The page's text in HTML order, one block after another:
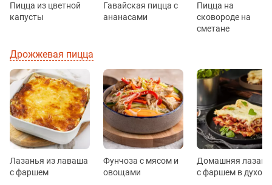
Пицца из цветной
капусты
Гавайская пицца с
ананасами
Пицца на
сковороде на
сметане
Дрожжевая пицца
Лазанья из лаваша
с фаршем
Фунчоза с мясом и
овощами
Домашняя
с фаршем в